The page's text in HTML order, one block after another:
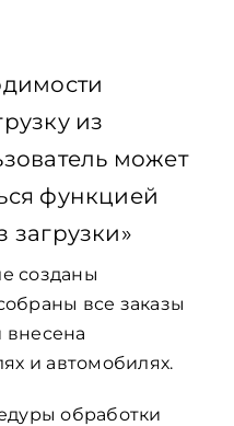
из
может
функцией
загрузки»
созданы
все заказы
внесена
и автомобилях.
обработки